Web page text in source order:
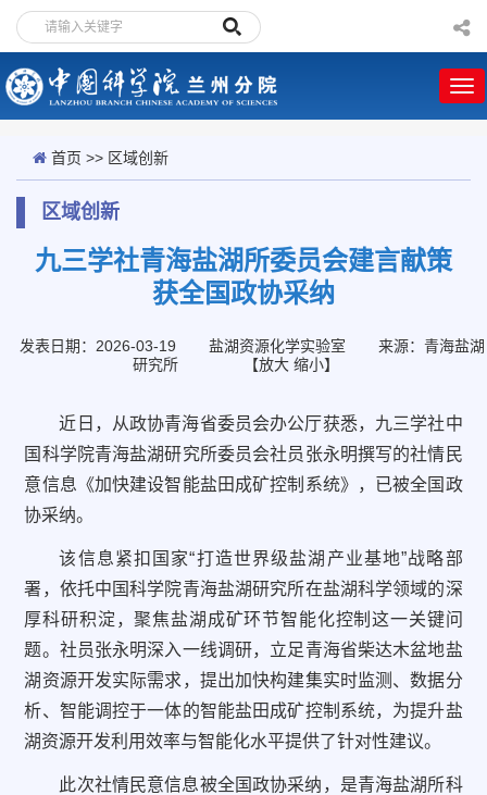
首页 >> 区域创新
区域创新
九三学社青海盐湖所委员会建言献策
获全国政协采纳
发表日期：2026-03-19 盐湖资源化学实验室
来源：青海盐湖
研究所
【放大 缩小】
近日，从政协青海省委员会办公厅获悉，九三学社中
国科学院青海盐湖研究所委员会社员张永明撰写的社情民
意信息《加快建设智能盐田成矿控制系统》，已被全国政
协采纳。
该信息紧扣国家“打造世界级盐湖产业基地”战略部
署，依托中国科学院青海盐湖研究所在盐湖科学领域的深
厚科研积淀，聚焦盐湖成矿环节智能化控制这一关键问
题。社员张永明深入一线调研，立足青海省柴达木盆地盐
湖资源开发实际需求，提出加快构建集实时监测、数据分
析、智能调控于一体的智能盐田成矿控制系统，为提升盐
湖资源开发利用效率与智能化水平提供了针对性建议。
此次社情民意信息被全国政协采纳，是青海盐湖所科